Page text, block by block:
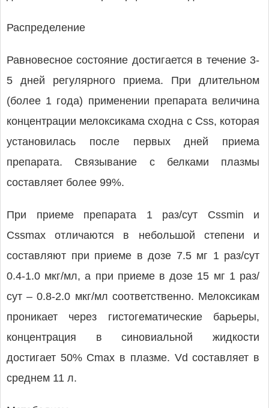
Распределение
Равновесное состояние достигается в течение 3-
5 дней регулярного приема. При длительном
(более 1 года) применении препарата величина
концентрации мелоксикама сходна с Css, которая
установилась после первых дней приема
препарата. Связывание с белками плазмы
составляет более 99%.
При приеме препарата 1 раз/сут Cssmin и
Cssmax отличаются в небольшой степени и
составляют при приеме в дозе 7.5 мг 1 раз/сут
0.4-1.0 мкг/мл, а при приеме в дозе 15 мг 1 раз/
сут – 0.8-2.0 мкг/мл соответственно. Мелоксикам
проникает через гистогематические барьеры,
концентрация в синовиальной жидкости
достигает 50% Cmax в плазме. Vd составляет в
среднем 11 л.